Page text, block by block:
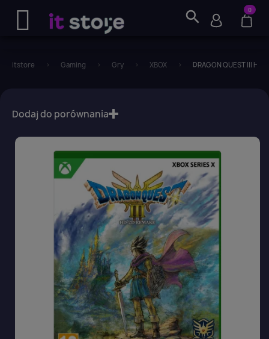
search 0
itstore Gaming Gry XBOX DRAGON QUEST III
Dodaj do porównania